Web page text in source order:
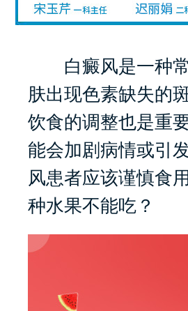
白癜风是一种常
肤出现色素缺失的
饮食的调整也是重
能会加剧病情或引
风患者应该谨慎食
种水果不能吃？